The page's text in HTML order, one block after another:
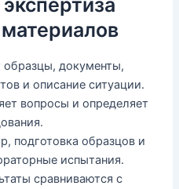
образцы, документы,
и описание ситуации.
вопросы и определяет
подготовка образцов и
испытания.
сравниваются с